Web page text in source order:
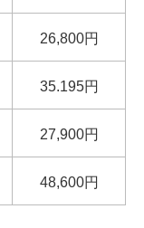
26,800円
35.195円
27,900円
48,600円